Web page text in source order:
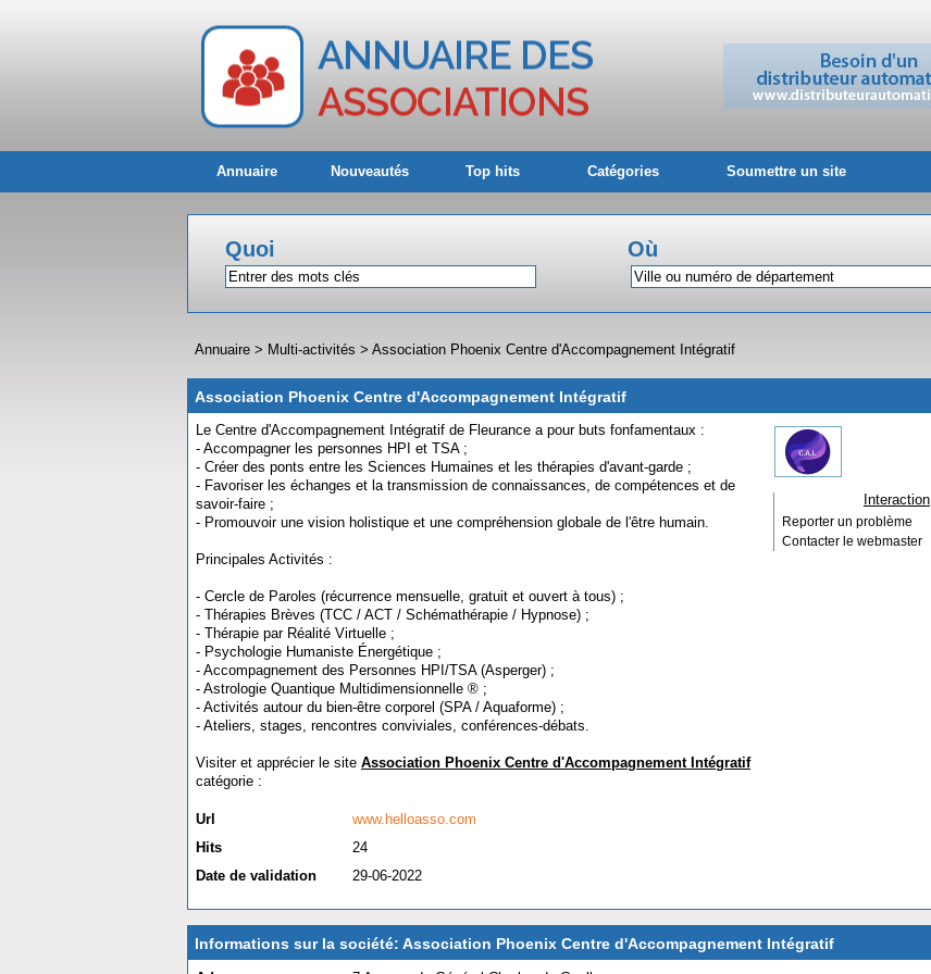
Annuaire Nouveautés Top hits Catégories Soumettre un site
Quoi Où
Annuaire > Multi-activités > Association Phoenix Centre d'Accompagnement Intégratif
Association Phoenix Centre d'Accompagnement Intégratif
Le Centre d'Accompagnement Intégratif de Fleurance a pour buts fonfamentaux :
- Accompagner les personnes HPI et TSA ;
- Créer des ponts entre les Sciences Humaines et les thérapies d'avant-garde ;
- Favoriser les échanges et la transmission de connaissances, de compétences et de
savoir-faire ;
- Promouvoir une vision holistique et une compréhension globale de l'être humain.
Principales Activités :
- Cercle de Paroles (récurrence mensuelle, gratuit et ouvert à tous) ;
- Thérapies Brèves (TCC / ACT / Schémathérapie / Hypnose) ;
- Thérapie par Réalité Virtuelle ;
- Psychologie Humaniste Énergétique ;
- Accompagnement des Personnes HPI/TSA (Asperger) ;
- Astrologie Quantique Multidimensionnelle ® ;
- Activités autour du bien-être corporel (SPA / Aquaforme) ;
- Ateliers, stages, rencontres conviviales, conférences-débats.
Visiter et apprécier le site Association Phoenix Centre d'Accompagnement Intégratif
catégorie :
Url
www.helloasso.com
Hits
24
Date de validation
29-06-2022
Interaction
Reporter un problème
Contacter le webmaster
Informations sur la société: Association Phoenix Centre d'Accompagnement Intégratif